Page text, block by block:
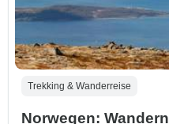
Trekking & Wanderreise
Norwegen: Wandern